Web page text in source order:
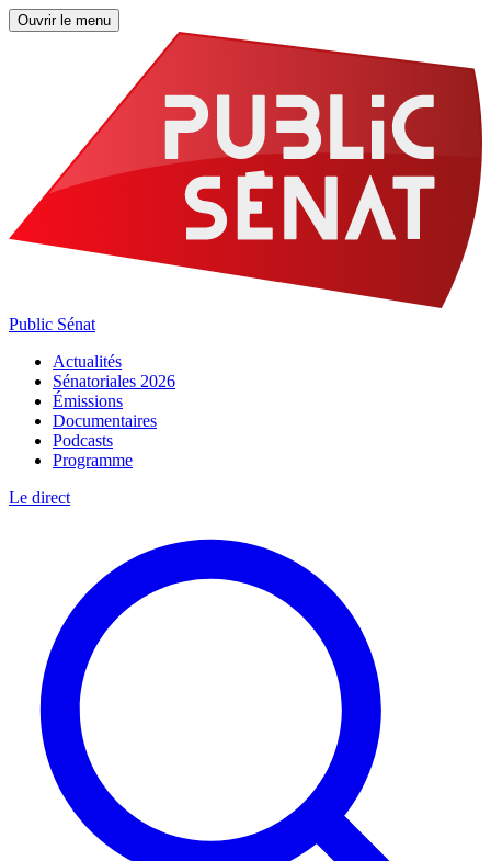
Ouvrir le menu
Public Sénat
Actualités
Sénatoriales 2026
Émissions
Documentaires
Podcasts
Programme
Le direct